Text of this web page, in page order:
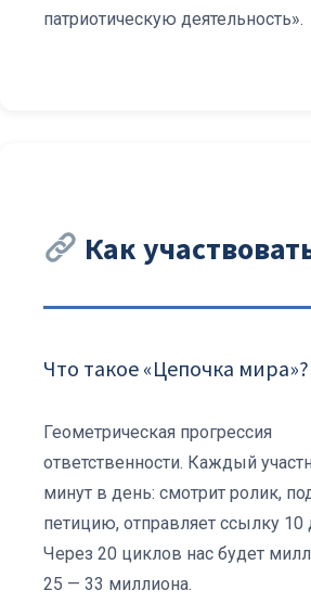
патриотическую деятельность».
Как
Что такое «Цепочка мира»?
Геометрическая прогрессия
ответственности. Каждый
минут в день: смотрит ролик,
петицию, отправляет ссылку 10
Через 20 циклов нас будет
25 — 33 миллиона.